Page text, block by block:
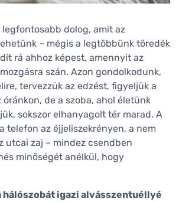
legfontosabb dolog, amit az
– mégis a legtöbbünk töredék
rá ahhoz képest, amennyit az
szán. Azon gondolkodunk,
tervezzük az edzést, figyeljük a
óránkon, de a szoba, ahol életünk
sokszor elhanyagolt tér marad. A
telefon az éjjeliszekrényen, a nem
utcai zaj – mindez csendben
minőségét anélkül, hogy
hálószobát igazi alvásszentuéllyé